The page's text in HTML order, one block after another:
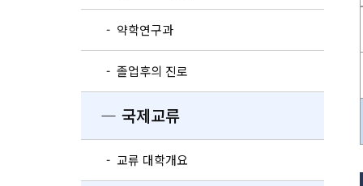
- 약학연구과
- 졸업후의 진로
― 국제교류
- 교류 대학개요